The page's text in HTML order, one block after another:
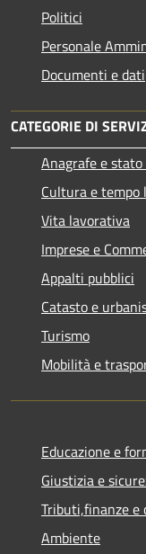
Politici
Personale
Documenti e dati
CATEGORIE DI
Anagrafe e
Cultura e tempo
Vita lavorativa
Imprese e
Appalti pubblici
Catasto e
Turismo
Mobilità e
Educazione e
Giustizia e
Tributi,finanze e
Ambiente